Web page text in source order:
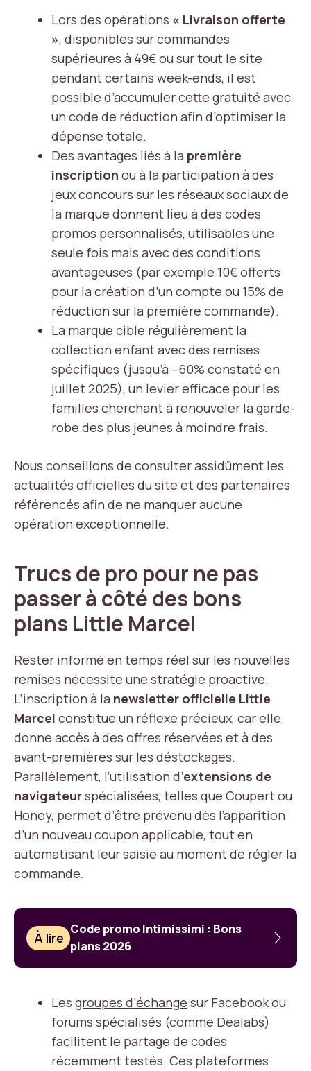
Lors des opérations « Livraison offerte
», disponibles sur commandes
supérieures à 49€ ou sur tout le site
pendant certains week-ends, il est
possible d’accumuler cette gratuité avec
un code de réduction afin d’optimiser la
dépense totale.
Des avantages liés à la première
inscription ou à la participation à des
jeux concours sur les réseaux sociaux de
la marque donnent lieu à des codes
promos personnalisés, utilisables une
seule fois mais avec des conditions
avantageuses (par exemple 10€ offerts
pour la création d’un compte ou 15% de
réduction sur la première commande).
La marque cible régulièrement la
collection enfant avec des remises
spécifiques (jusqu’à –60% constaté en
juillet 2025), un levier efficace pour les
familles cherchant à renouveler la garde-
robe des plus jeunes à moindre frais.
Nous conseillons de consulter assidûment les
actualités officielles du site et des partenaires
référencés afin de ne manquer aucune
opération exceptionnelle.
Trucs de pro pour ne pas
passer à côté des bons
plans Little Marcel
Rester informé en temps réel sur les nouvelles
remises nécessite une stratégie proactive.
L’inscription à la newsletter officielle Little
Marcel constitue un réflexe précieux, car elle
donne accès à des offres réservées et à des
avant-premières sur les déstockages.
Parallèlement, l’utilisation d’extensions de
navigateurspécialisées, telles que Coupert ou
Honey, permet d’être prévenu dès l’apparition
d’un nouveau coupon applicable, tout en
automatisant leur saisie au moment de régler la
commande.
À lire
Code promo Intimissimi : Bons
plans 2026
Les groupes d’échange sur Facebook ou
forums spécialisés (comme Dealabs)
facilitent le partage de codes
récemment testés. Ces plateformes